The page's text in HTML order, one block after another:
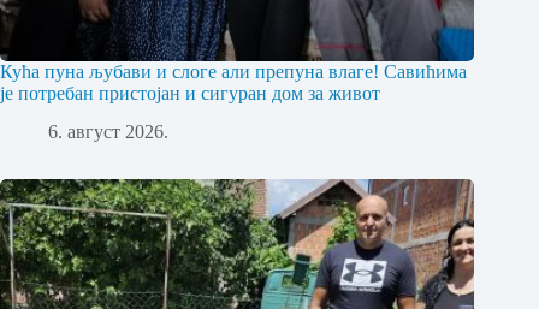
Кућа пуна љубави и слоге али препуна влаге! Савићима
је потребан пристојан и сигуран дом за живот
6. август 2026.